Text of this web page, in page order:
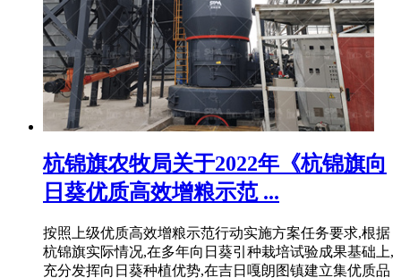
杭锦旗农牧局关于2022年《杭锦旗向
日葵优质高效增粮示范 ...
按照上级优质高效增粮示范行动实施方案任务要求,根据
杭锦旗实际情况,在多年向日葵引种栽培试验成果基础上,
充分发挥向日葵种植优势,在吉日嘎朗图镇建立集优质品